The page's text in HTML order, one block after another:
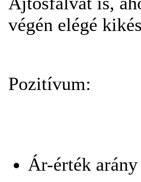
végén elégé
Pozitívum:
Ár-érték arány